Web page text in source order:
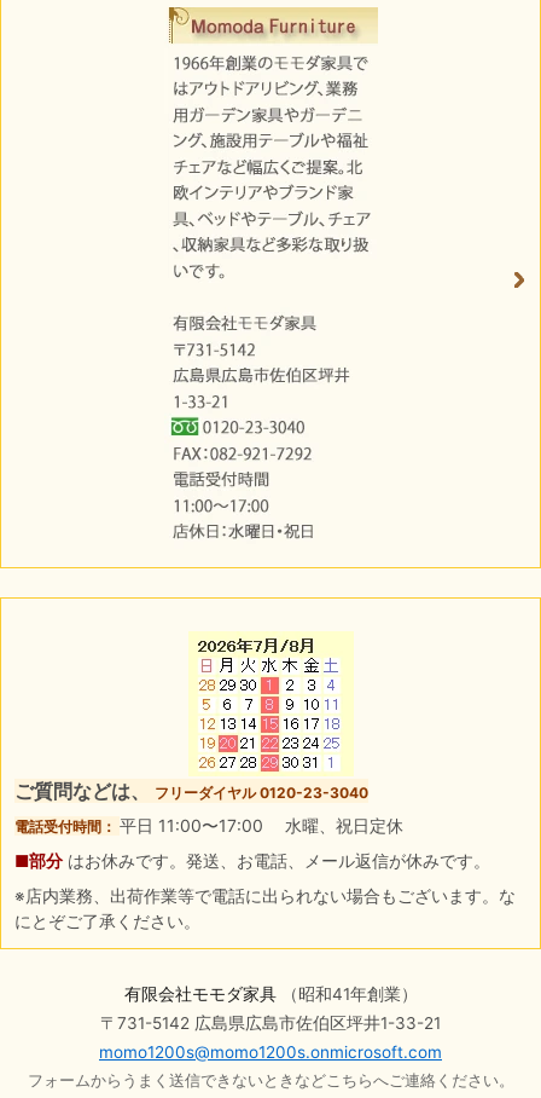
ご質問などは、
フリーダイヤル 0120-23-3040
電話受付時間： 平日 11:00〜17:00 水曜、祝日定休
■部分 はお休みです。発送、お電話、メール返信が休みです。
※店内業務、出荷作業等で電話に出られない場合もございます。な
にとぞご了承ください。
有限会社モモダ家具（昭和41年創業）
〒731-5142 広島県広島市佐伯区坪井1-33-21
momo1200s@momo1200s.onmicrosoft.com
フォームからうまく送信できないときなどこちらへご連絡ください。